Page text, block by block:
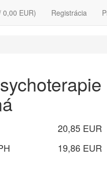
Registrácia
0,00 EUR)
20,85 EUR
19,86 EUR